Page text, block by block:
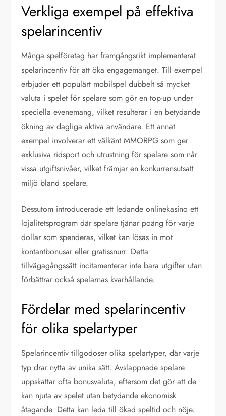
Verkliga exempel på effektiva
spelarincentiv
Många spelföretag har framgångsrikt implementerat
spelarincentiv för att öka engagemanget. Till exempel
erbjuder ett populärt mobilspel dubbelt så mycket
valuta i spelet för spelare som gör en top-up under
speciella evenemang, vilket resulterar i en betydande
ökning av dagliga aktiva användare. Ett annat
exempel involverar ett välkänt MMORPG som ger
exklusiva ridsport och utrustning för spelare som når
vissa utgiftsnivåer, vilket främjar en konkurrensutsatt
miljö bland spelare.
Dessutom introducerade ett ledande onlinekasino ett
lojalitetsprogram där spelare tjänar poäng för varje
dollar som spenderas, vilket kan lösas in mot
kontantbonusar eller gratissnurr. Detta
tillvägagångssätt incitamenterar inte bara utgifter utan
förbättrar också spelarnas kvarhållande.
Fördelar med spelarincentiv
för olika spelartyper
Spelarincentiv tillgodoser olika spelartyper, där varje
typ drar nytta av unika sätt. Avslappnade spelare
uppskattar ofta bonusvaluta, eftersom det gör att de
kan njuta av spelet utan betydande ekonomisk
åtagande. Detta kan leda till ökad speltid och nöje.